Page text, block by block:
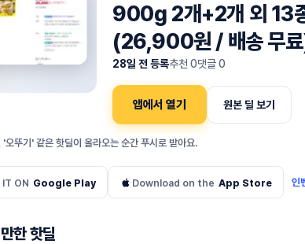
900g 2개+2개 외 13
(26,900원 / 배송 무
28일 전 등록추천 0댓글0
앱에서 열기 원본 딜 보기
'오뚜기' 같은 핫딜이 올라오는 순간 푸시로 받아요.
IT ON Google Play Download on the App Store 인
한 핫딜